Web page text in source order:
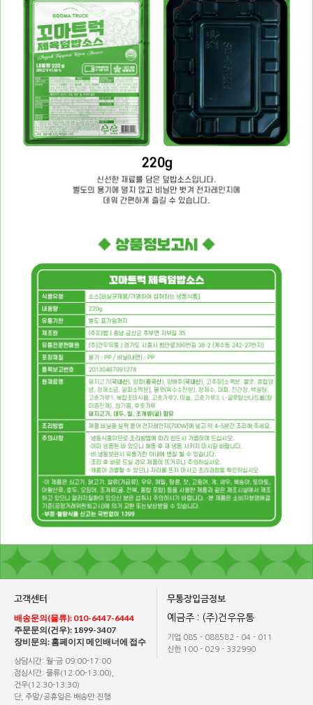
고객센터
배송문의(물류): 010-6447-6444
주문문의(건우): 1899-3407
장비문의: 홈페이지 메인배너에 접수
상담시간: 월-금 09:00-17:00
점심시간: 물류(12:00-13:00),
건우(12:30-13:30)
단, 주말/공휴일은 배송만 진행
무통장입금정보
예금주 : (주)건우유통
기업 085 - 088582 - 04 - 011
신한 100 - 029 - 332990